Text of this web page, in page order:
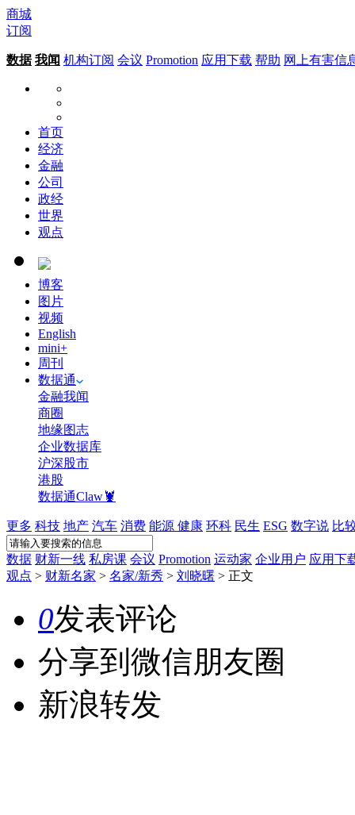
商城
订阅
数据 我闻 机构订阅 会议 Promotion 应用下载 帮助 网上有害信
首页
经济
金融
公司
政经
世界
观点
博客
图片
视频
English
mini+
周刊
数据通
金融我闻
商圈
地缘图志
企业数据库
沪深股市
港股
数据通Claw🦞
更多 科技 地产 汽车 消费 能源 健康 环科 民生 ESG 数字说 比
数据 财新一线 私房课 会议 Promotion 运动家 企业用户 应用下
观点 > 财新名家 > 名家/新秀 > 刘晓曙 > 正文
0发表评论
分享到微信朋友圈
新浪转发